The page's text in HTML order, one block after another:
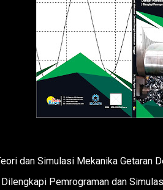
dan Simulasi Mekanika Getaran
Pemrograman dan